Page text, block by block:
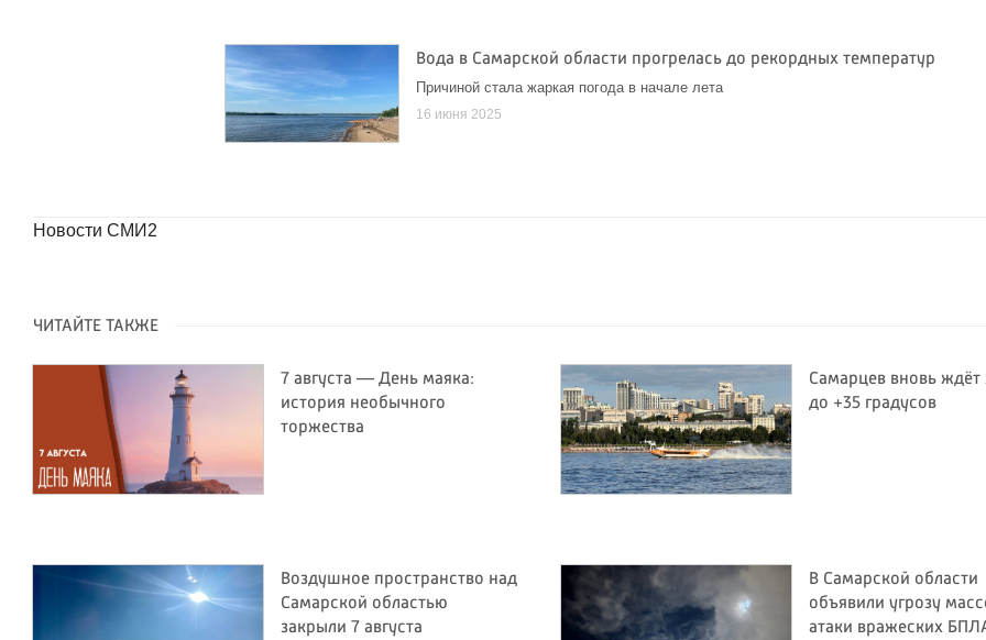
Вода в Самарской области прогрелась до рекордных температур
Причиной стала жаркая погода в начале лета
16 июня 2025
Новости СМИ2
ЧИТАЙТЕ ТАКЖЕ
7 августа — День маяка:
история необычного
торжества
Самарцев вновь ждёт
до +35 градусов
Воздушное пространство над
Самарской областью
закрыли 7 августа
В Самарской области
объявили угрозу
атаки вражеских